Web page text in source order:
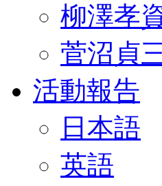
柳澤孝
菅沼貞
活動報告
日本語
英語